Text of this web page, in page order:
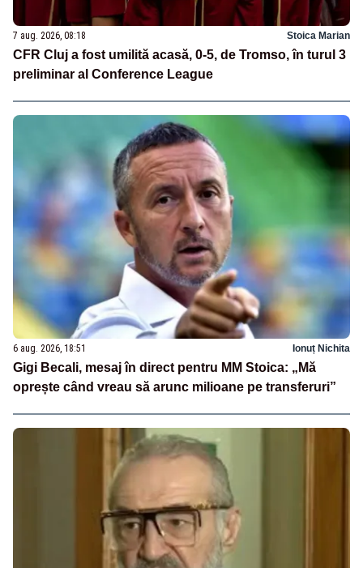
7 aug. 2026, 08:18 Stoica Marian
CFR Cluj a fost umilită acasă, 0-5, de Tromso, în turul 3
preliminar al Conference League
6 aug. 2026, 18:51 Ionuț Nichita
Gigi Becali, mesaj în direct pentru MM Stoica: „Mă
oprește când vreau să arunc milioane pe transferuri”